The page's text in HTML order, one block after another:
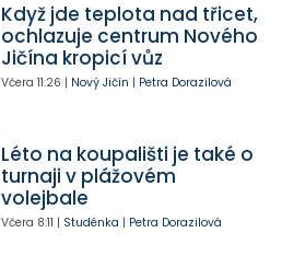
Když jde teplota nad třicet,
ochlazuje centrum Nového
Jičína kropicí vůz
Včera 11:26 | Nový Jičín | Petra Dorazilová
Léto na koupališti je také o
turnaji v plážovém
volejbale
Včera 8:11 | Studénka | Petra Dorazilová